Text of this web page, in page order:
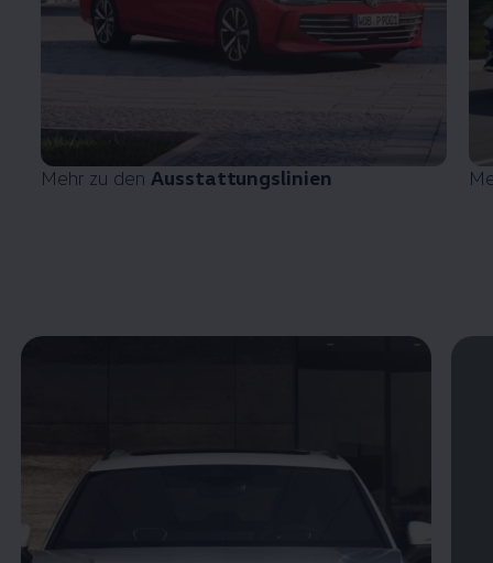
Mehr zu den Ausstattungslinien
Enable fullscreen mode